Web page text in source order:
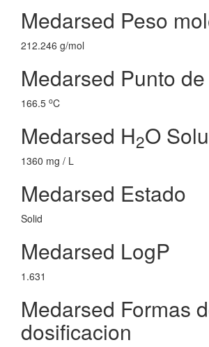
Medarsed Peso
212.246 g/mol
Medarsed Punto
166.5 oC
Medarsed H2O
1360 mg / L
Medarsed Estado
Solid
Medarsed LogP
1.631
Medarsed Formas
dosificacion